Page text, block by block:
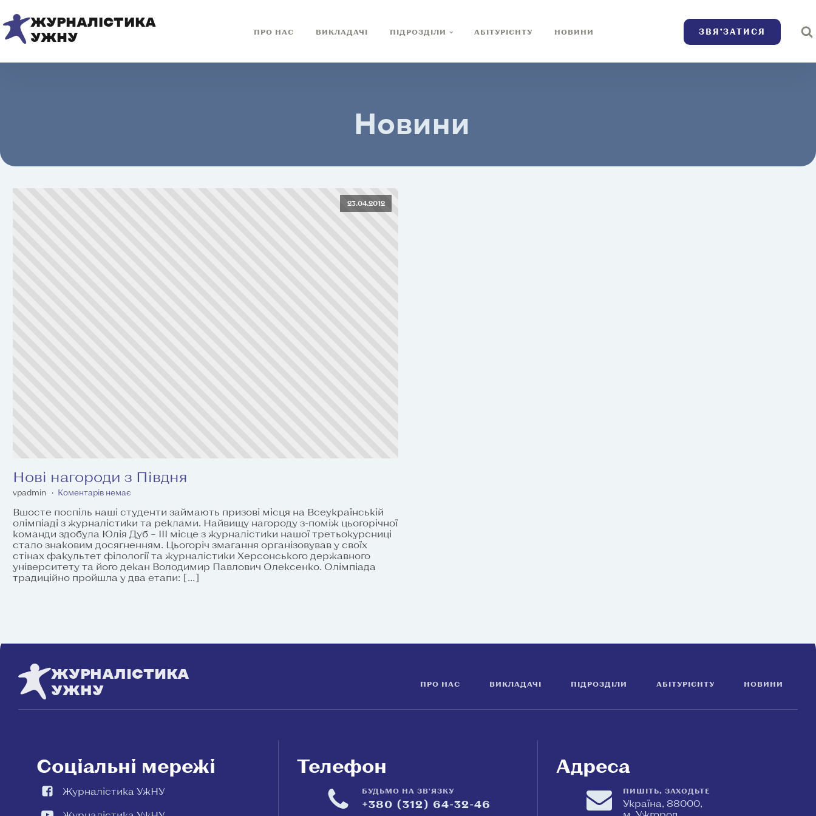
ЖУРНАЛІСТИКА
УЖНУ
ПРО НАС ВИКЛАДАЧІ ПІДРОЗДІЛИ АБІТУРІЄНТУ НОВИНИ ЗВЯ’ЗАТИСЯ
Новини
23.04.2012
Нові нагороди з Півдня
vpadmin Коментарів немає
Вшосте поспіль наші студенти займають призові місця на Всеукраїнській
олімпіаді з журналістики та реклами. Найвищу нагороду з-поміж цьогорічної
команди здобула Юлія Дуб – ІІІ місце з журналістики нашої третьокурсниці
стало знаковим досягненням. Цьогоріч змагання організовував у своїх
стінах факультет філології та журналістики Херсонського державного
університету та його декан Володимир Павлович Олексенко. Олімпіада
традиційно пройшла у два етапи: […]
ЖУРНАЛІСТИКА
УЖНУ
ПРО НАС ВИКЛАДАЧІ ПІДРОЗДІЛИ АБІТУРІЄНТУ НОВИНИ
Соціальні мережі
Журналістика УжНУ
Телефон
БУДЬМО НА ЗВ'ЯЗКУ
+380 (312) 64-32-46
Адреса
ПИШІТЬ, ЗАХОДЬТЕ
Україна, 88000,